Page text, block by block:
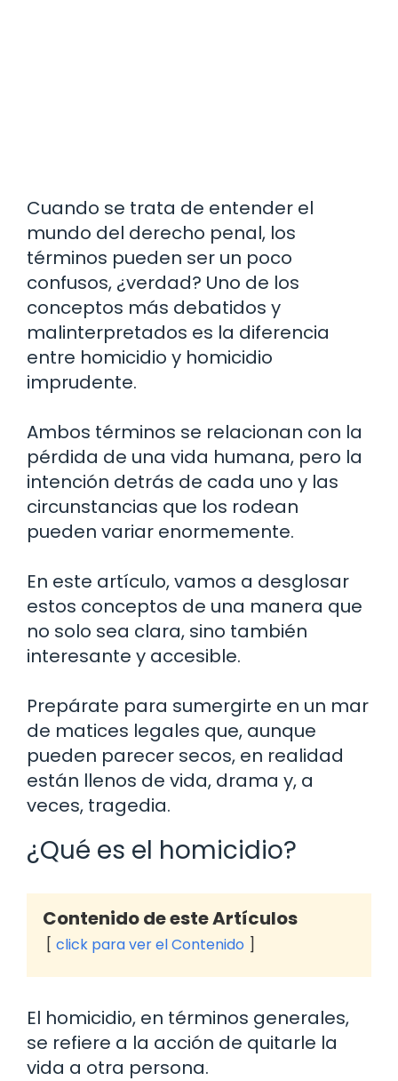
Cuando se trata de entender el
mundo del derecho penal, los
términos pueden ser un poco
confusos, ¿verdad? Uno de los
conceptos más debatidos y
malinterpretados es la diferencia
entre homicidio y homicidio
imprudente.
Ambos términos se relacionan con la
pérdida de una vida humana, pero la
intención detrás de cada uno y las
circunstancias que los rodean
pueden variar enormemente.
En este artículo, vamos a desglosar
estos conceptos de una manera que
no solo sea clara, sino también
interesante y accesible.
Prepárate para sumergirte en un mar
de matices legales que, aunque
pueden parecer secos, en realidad
están llenos de vida, drama y, a
veces, tragedia.
¿Qué es el homicidio?
Contenido de este Artículos
click para ver el Contenido
El homicidio, en términos generales,
se refiere a la acción de quitarle la
vida a otra persona.